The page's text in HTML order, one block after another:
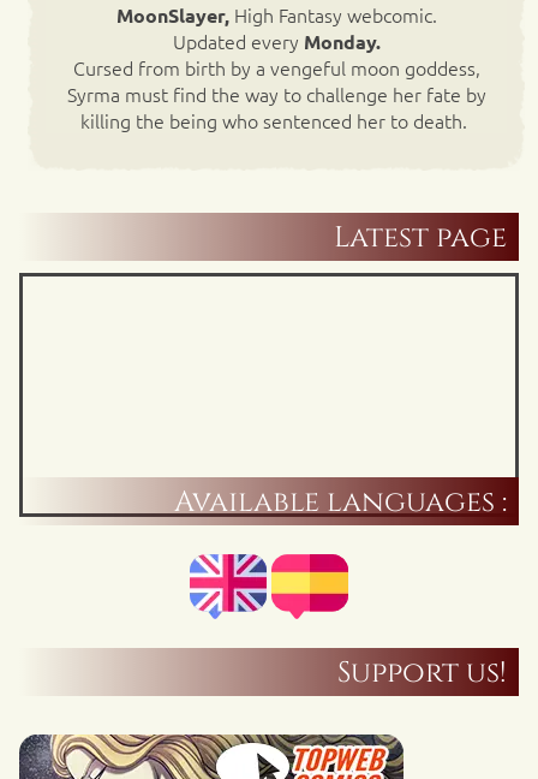
MoonSlayer,High Fantasy webcomic.
Updated every Monday.
Cursed from birth by a vengeful moon goddess,
Syrma must find the way to challenge her fate by
killing the being who sentenced her to death.
Latest page
Available languages :
Support us!